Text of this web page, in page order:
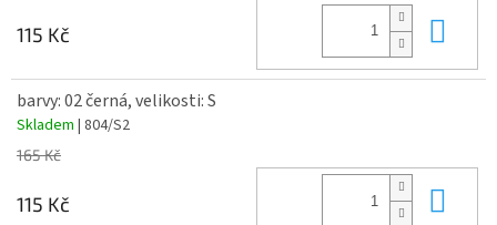
115 Kč
barvy: 02 černá, velikosti: S
Skladem | 804/S2
165 Kč
115 Kč